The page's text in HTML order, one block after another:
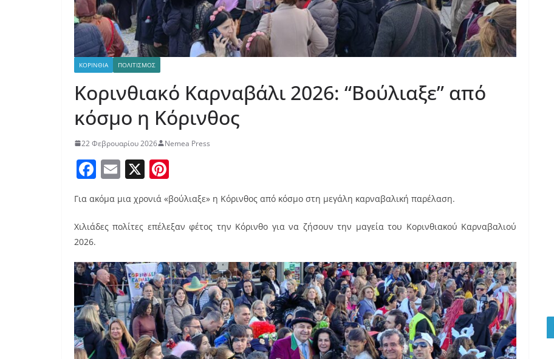
ΚΟΡΙΝΘΙΑ ΠΟΛΙΤΙΣΜΟΣ
Κορινθιακό Καρναβάλι 2026: “Βούλιαξε” από
κόσμο η Κόρινθος
22 Φεβρουαρίου 2026 Nemea Press
F
a
c
e
o
o
k
E
ai
l
X
nt
er
e
Για ακόμα μια χρονιά «βούλιαξε» η Κόρινθος από κόσμο στη μεγάλη καρναβαλική παρέλαση.
Χιλιάδες πολίτες επέλεξαν φέτος την Κόρινθο για να ζήσουν την μαγεία του Κορινθιακού Καρναβαλιού
2026.